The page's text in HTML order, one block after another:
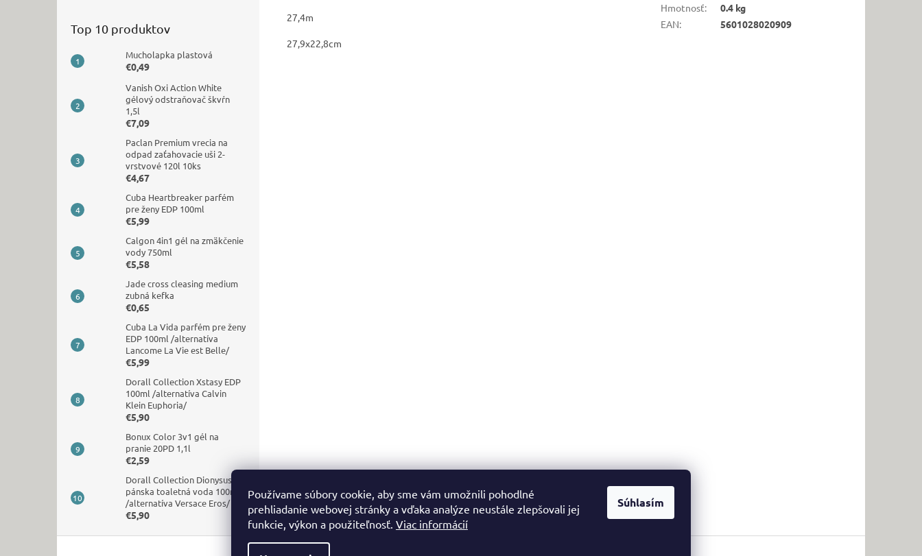
Používame súbory cookie, aby sme vám umožnili pohodlné
prehliadanie webovej stránky a vďaka analýze neustále zlepšovali jej
funkcie, výkon a použiteľnosť. Viac informácií
Súhlasím
Top 10 produktov
Mucholapka plastová
€0,49
Vanish Oxi Action White
gélový odstraňovač škvŕn
1,5l
€7,09
Paclan Premium vrecia na
odpad zaťahovacie uši 2-
vrstvové 120l 10ks
€4,67
Cuba Heartbreaker parfém
pre ženy EDP 100ml
€5,99
Calgon 4in1 gél na zmäkčenie
vody 750ml
€5,58
Jade cross cleasing medium
zubná kefka
€0,65
Cuba La Vida parfém pre ženy
EDP 100ml /alternatíva
Lancome La Vie est Belle/
€5,99
Dorall Collection Xstasy EDP
100ml /alternatíva Calvin
Klein Euphoria/
€5,90
Bonux Color 3v1 gél na
pranie 20PD 1,1l
€2,59
Dorall Collection Dionysus
pánska toaletná voda 100ml
/alternatíva Versace Eros/
€5,90
27,4m
27,9x22,8cm
Hmotnosť:
0.4 kg
EAN: 5601028020909